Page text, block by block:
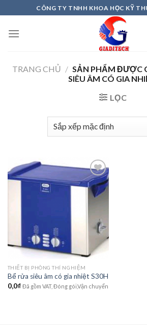
to
content
CÔNG TY TNHH KHOA HỌC KỸ
TRANG CHỦ / SẢN PHẨM ĐƯỢC
SIÊU ÂM CÓ GIA
LỌC
THIẾT BỊ PHÒNG THÍ NGHIỆM
Bể rửa siêu âm có gia nhiệt S30H
0,0₫ Đã gồm VAT, Đóng gói,Vận chuyển